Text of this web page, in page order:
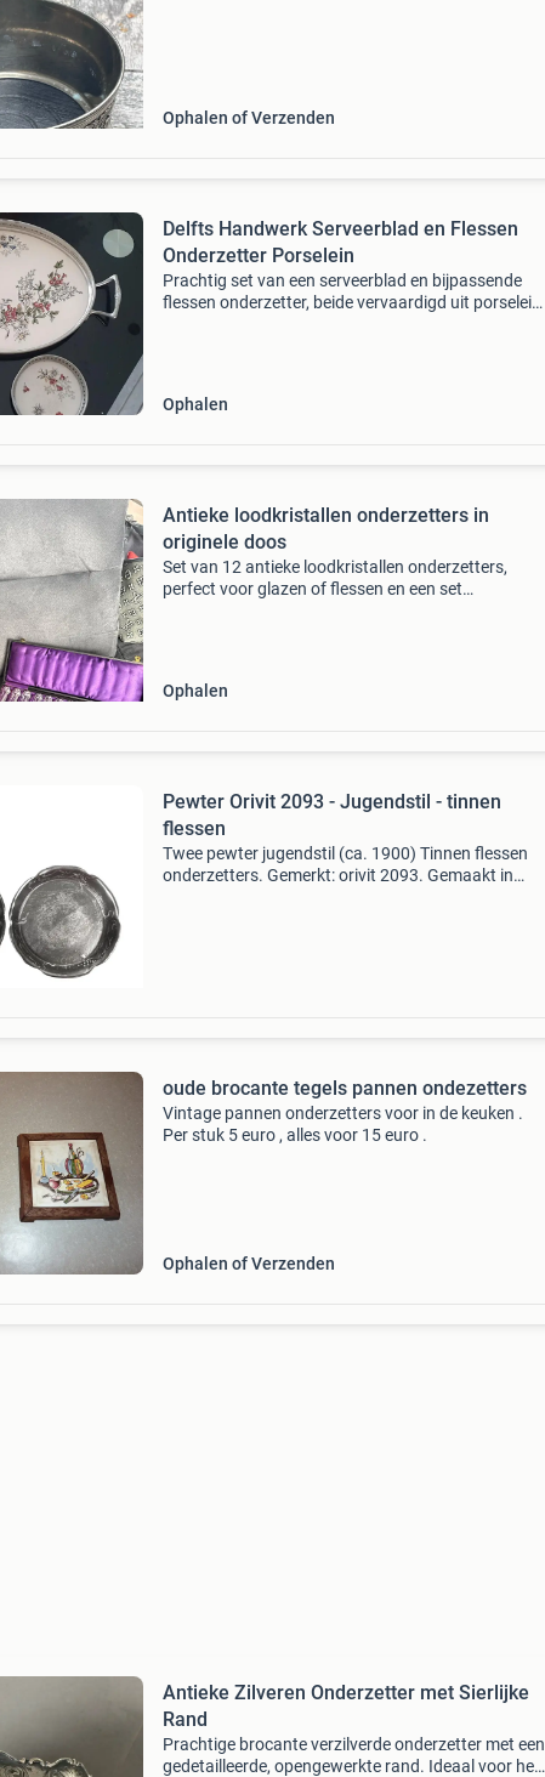
Ophalen of Verzenden
Delfts Handwerk Serveerblad en Flessen
Onderzetter Porselein
Prachtig set van een serveerblad en bijpassende
flessen onderzetter, beide vervaardigd uit porselein
Ophalen
Antieke loodkristallen onderzetters in
originele doos
Set van 12 antieke loodkristallen onderzetters,
perfect voor glazen of flessen en een set
Ophalen
Pewter Orivit 2093 - Jugendstil - tinnen
flessen
Twee pewter jugendstil (ca. 1900) Tinnen flessen
onderzetters. Gemerkt: orivit 2093. Gemaakt in
oude brocante tegels pannen ondezetters
Vintage pannen onderzetters voor in de keuken .
Per stuk 5 euro , alles voor 15 euro .
Ophalen of Verzenden
Antieke Zilveren Onderzetter met Sierlijke
Rand
Prachtige brocante verzilverde onderzetter met een
gedetailleerde, opengewerkte rand. Ideaal voor het